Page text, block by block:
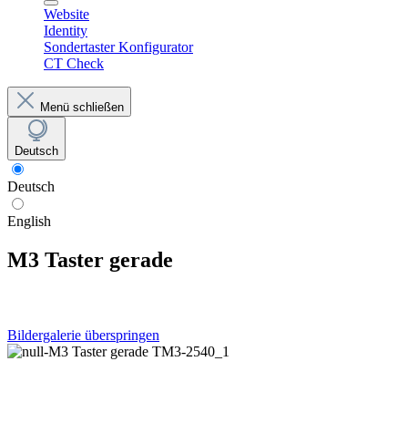
Website
Identity
Sondertaster Konfigurator
CT Check
Menü schließen
Deutsch
Deutsch
English
M3 Taster gerade
Bildergalerie überspringen